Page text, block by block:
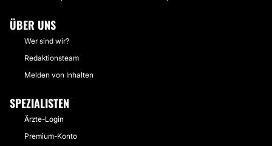
ÜBER UNS
Wer sind wir?
Redaktionsteam
Melden von Inhalten
SPEZIALISTEN
Ärzte-Login
Premium-Konto